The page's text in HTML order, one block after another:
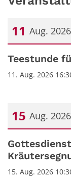
11 Aug. 2026
Datum: 11.
Teestunde
11. Aug. 2026
15 Aug. 2026
Datum: 15.
15. Aug. 2026